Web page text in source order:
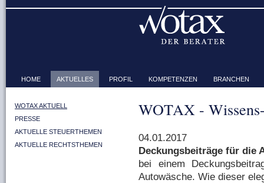
HOME AKTUELLES PROFIL KOMPETENZEN BRANCHEN
WOTAX AKTUELL
PRESSE
AKTUELLE STEUERTHEMEN
AKTUELLE RECHTSTHEMEN
WOTAX -
04.01.2017
Deckungsbeiträge für die
bei einem
Autowäsche. Wie dieser